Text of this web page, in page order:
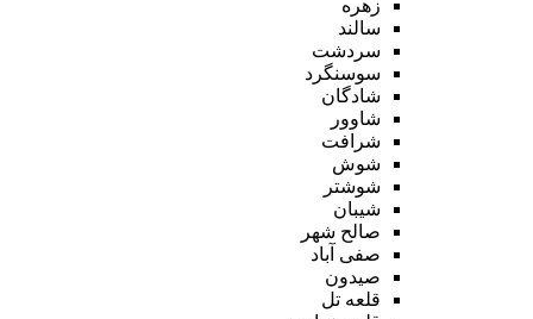
زهره
سالند
سردشت
سوسنگرد
شادگان
شاوور
شرافت
شوش
شوشتر
شیبان
صالح شهر
صفی آباد
صیدون
قلعه تل